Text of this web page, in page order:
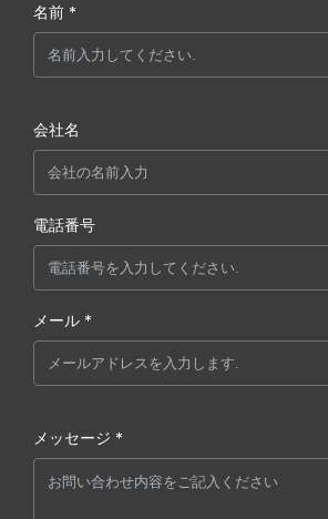
名前 *
会社名
電話番号
メール *
メッセージ *